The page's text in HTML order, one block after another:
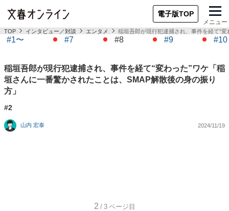
電子版TOP
メニュー
TOP インタビュー／対談 エンタメ 稲垣吾郎が現行犯逮捕され、事件を経て“
#1〜 #7 #8 #9 #10
稲垣吾郎が現行犯逮捕され、事件を経て“変わった”ワケ「稲
垣さんに一番驚かされたことは、SMAP解散後の身の振り
方」
#2
山内 宏泰 2024/11/19
2 /3 ページ目